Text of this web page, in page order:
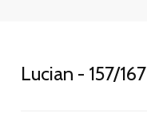
Lucian - 157/167